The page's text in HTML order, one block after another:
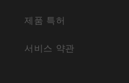
제품 특허
서비스 약관